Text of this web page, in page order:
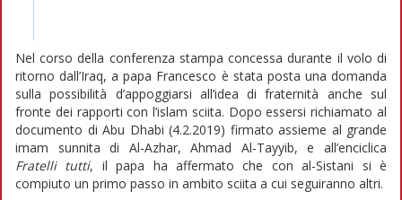
Nel corso della conferenza stampa concessa durante il volo di
ritorno dall’Iraq, a papa Francesco è stata posta una domanda
sulla possibilità d’appoggiarsi all’idea di fraternità anche sul
fronte dei rapporti con l’islam sciita. Dopo essersi richiamato al
documento di Abu Dhabi (4.2.2019) firmato assieme al grande
imam sunnita di Al-Azhar, Ahmad Al-Tayyib, e all’enciclica
Fratelli tutti, il papa ha affermato che con al-Sistani si è
compiuto un primo passo in ambito sciita a cui seguiranno altri.